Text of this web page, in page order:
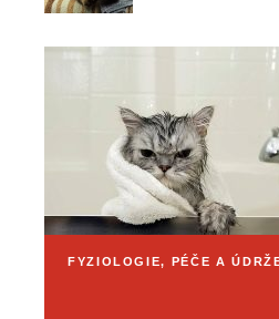
FYZIOLOGIE, PÉČE A